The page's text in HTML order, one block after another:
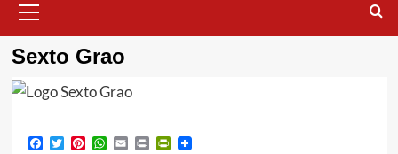
primario
Sexto Grao
Facebook
TwitterPinterest
WhatsApp
EmailPrintPrintFriendly